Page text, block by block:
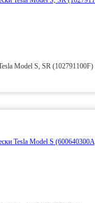
Model S, SR (102791100F)